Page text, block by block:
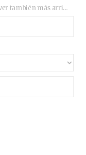
La imagen de Tapa (ver también más arriba) fue compuesta en estos días de febrero…